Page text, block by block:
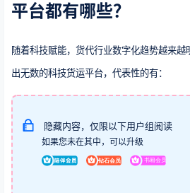
平台都有哪些？
随着科技赋能，货代行业数字化趋势越来
出无数的科技货运平台，代表性的有：
隐藏内容，仅限以下用户组阅读
如果您未在其中，可以升级